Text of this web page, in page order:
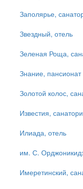
Заполярье,
Звездный, отель
Зеленая Роща,
Знание, пансионат
Золотой колос,
Известия,
Илиада, отель
им. С.
Имеретинский,